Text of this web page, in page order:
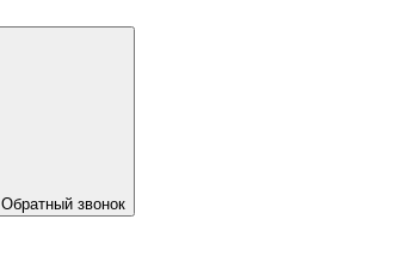
Обратный звонок